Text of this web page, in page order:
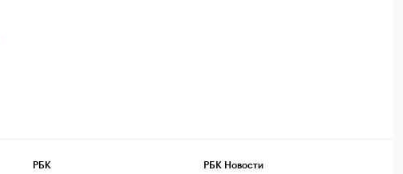
РБК РБК Новости